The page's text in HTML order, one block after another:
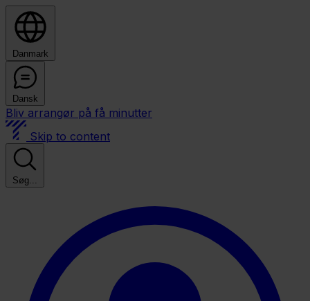
Danmark
Dansk
Bliv arrangør på få minutter
Skip to content
Søg...